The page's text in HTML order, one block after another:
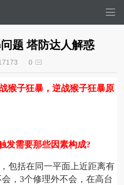
题 塔防达人解惑
0
猴子狂暴，逆战猴子狂暴原
发需要那些因素构成?
包括在同一平面上近距离有
，3个修理外不会，在高台